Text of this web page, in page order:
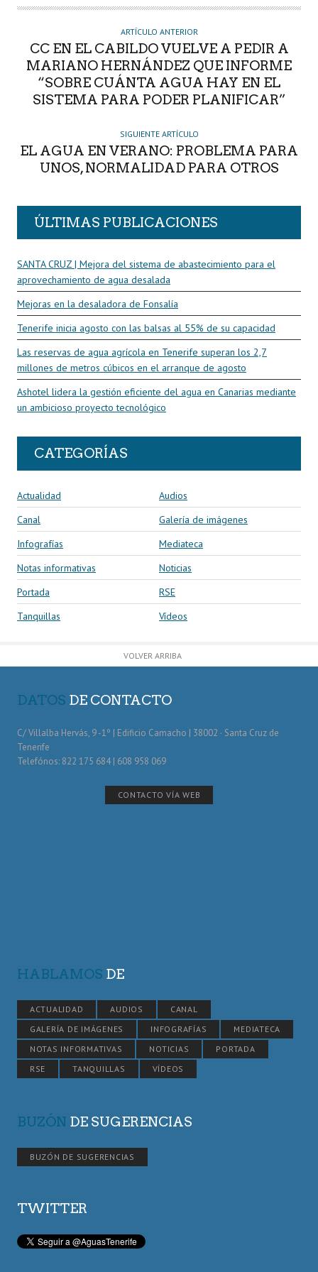
O
ARTÍCULO ANTERIOR
CC EN EL CABILDO VUELVE A PEDIR A
MARIANO HERNÁNDEZ QUE INFORME
“SOBRE CUÁNTA AGUA HAY EN EL
SISTEMA PARA PODER PLANIFICAR”
SIGUIENTE ARTÍCULO
EL AGUA EN VERANO: PROBLEMA PARA
UNOS, NORMALIDAD PARA OTROS
ÚLTIMAS PUBLICACIONES
SANTA CRUZ | Mejora del sistema de abastecimiento para el
aprovechamiento de agua desalada
Mejoras en la desaladora de Fonsalía
Tenerife inicia agosto con las balsas al 55% de su capacidad
Las reservas de agua agrícola en Tenerife superan los 2,7
millones de metros cúbicos en el arranque de agosto
Ashotel lidera la gestión eficiente del agua en Canarias mediante
un ambicioso proyecto tecnológico
CATEGORÍAS
Actualidad
Audios
Canal
Galería de imágenes
Infografías
Mediateca
Notas informativas
Noticias
Portada
RSE
Tanquillas
Vídeos
VOLVER ARRIBA
DATOS DE CONTACTO
C/ Villalba Hervás, 9 -1º | Edificio Camacho | 38002 · Santa Cruz de
Tenerife
Telefónos: 822 175 684 | 608 958 069
CONTACTO VÍA WEB
HABLAMOS DE
ACTUALIDAD AUDIOS
CANAL
GALERÍA DE IMÁGENES
INFOGRAFÍAS
MEDIATECA
NOTAS INFORMATIVAS
NOTICIAS
PORTADA
RSE
TANQUILLAS VÍDEOS
BUZÓN DE SUGERENCIAS
BUZÓN DE SUGERENCIAS
TWITTER